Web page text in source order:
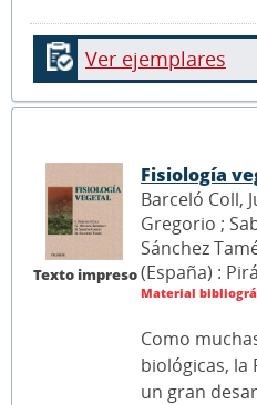
Ver ejemplares
Texto impreso
Fisiología
Barceló Coll,
Gregorio ;
Sánchez
(España) :
Material
Como
biológicas, la
un gran